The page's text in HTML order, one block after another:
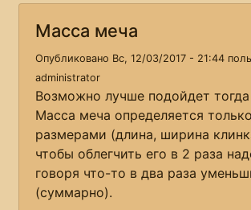
Масса меча
Опубликовано Вс, 12/03/2017 - 21:44
administrator
Возможно лучше подойдет
Масса меча определяется
размерами (длина, ширина
чтобы облегчить его в 2 раза
говоря что-то в два раза
(суммарно).